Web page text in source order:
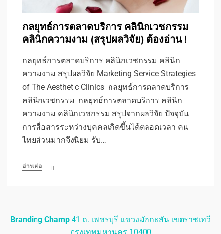
กลยุทธ์การตลาดบริการ คลินิกเวชกรรม
คลินิกความงาม (สรุปผลวิจัย) ต้องอ่าน !
กลยุทธ์การตลาดบริการ คลินิกเวชกรรม คลินิก
ความงาม สรุปผลวิจัย Marketing Service Strategies
of The Aesthetic Clinics กลยุทธ์การตลาดบริการ
คลินิกเวชกรรม กลยุทธ์การตลาดบริการ คลินิก
ความงาม คลินิกเวชกรรม สรุปจากผลวิจัย ปัจจุบัน
การสื่อสารระหว่างบุคคลเกิดขึ้นได้ตลอดเวลา คน
ไทยส่วนมากจึงนิยม รับ…
อ่านต่อ
Branding Champ 41 ถ. เพชรบุรี แขวงมักกะสัน เขตราชเทวี
กรุงเทพมหานคร 10400